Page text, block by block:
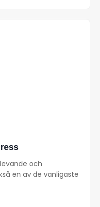
och
en av de vanligaste